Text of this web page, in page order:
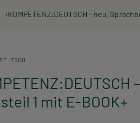
KOMPETENZ:DEUTSCH – neu.
DEUTSCH
1 mit E-BOOK+